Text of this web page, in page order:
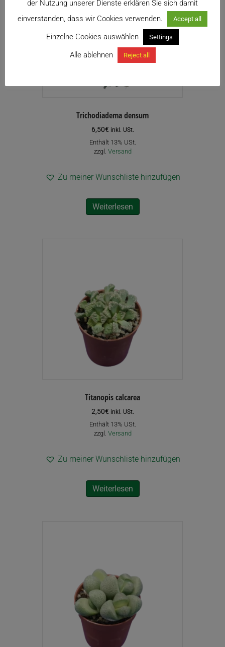
Trichodiadema densum
6,50€ inkl. USt.
Enthält 13% USt.
zzgl. Versand
Zu meiner Wunschliste hinzufügen
Weiterlesen
Titanopis calcarea
2,50€ inkl. USt.
Enthält 13% USt.
zzgl. Versand
Zu meiner Wunschliste hinzufügen
Weiterlesen
der Nutzung unserer Dienste erklären Sie sich damit
einverstanden, dass wir Cookies verwenden.
Accept all
Einzelne Cookies auswählen Settings
Alle ablehnen Reject all